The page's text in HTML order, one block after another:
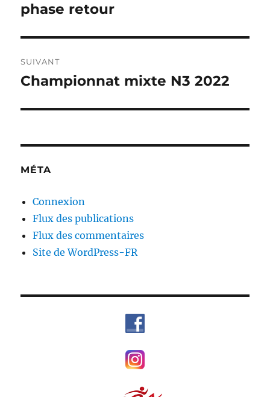
l’article
précédente :
phase retour
SUIVANT
Publication
Championnat mixte N3 2022
MÉTA
Connexion
Flux des publications
Flux des commentaires
Site de WordPress-FR